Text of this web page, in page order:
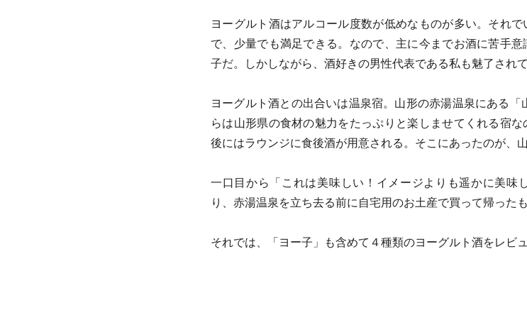
ヨーグルト酒はアルコール度数が低めなものが多い。それ
で、少量でも満足できる。なので、主に今までお酒に苦手
子だ。しかしながら、酒好きの男性代表である私も魅了され
ヨーグルト酒との出合いは温泉宿。山形の赤湯温泉にある
らは山形県の食材の魅力をたっぷりと楽しませてくれる宿
後にはラウンジに食後酒が用意される。そこにあったのが、
一口目から「これは美味しい！イメージよりも遥かに美味
り、赤湯温泉を立ち去る前に自宅用のお土産で買って帰ったも
それでは、「ヨー子」も含めて４種類のヨーグルト酒をレビュ